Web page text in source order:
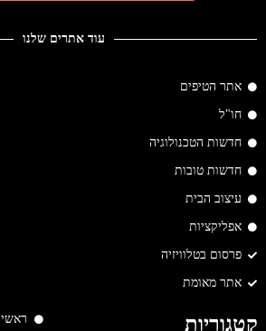
ראשי קטגוריות
עוד אתרים שלנו
אתר הטיפים
חו"ל
חדשות הטכנולוגיה
חדשות טובות
עיצוב הבית
אפליקציות
פרסום בטלוויזיה
אתר מאומת